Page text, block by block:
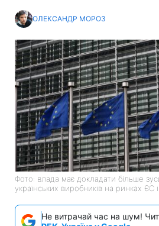
ОЛЕКСАНДР МОРОЗ
Фото: влада має докладати більше
українських виробників на ринках
Не витрачай час на шум!